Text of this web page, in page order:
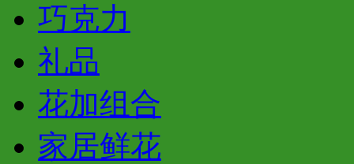
巧克力
礼品
花加组合
家居鲜花